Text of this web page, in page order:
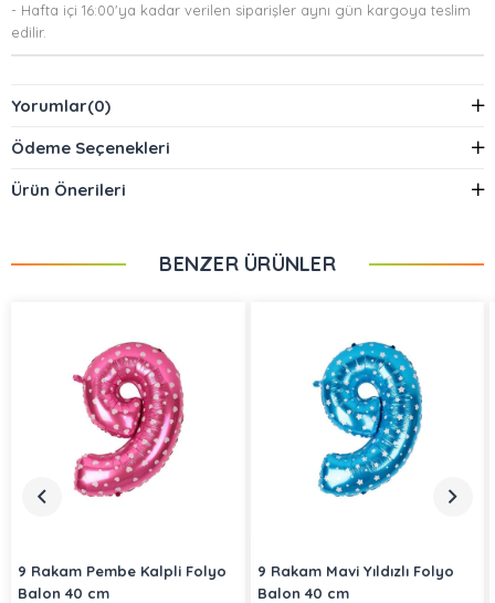
- Hafta içi 16:00'ya kadar verilen siparişler aynı gün kargoya teslim
edilir.
Yorumlar(0)
Ödeme Seçenekleri
Ürün Önerileri
BENZER ÜRÜNLER
9 Rakam Pembe Kalpli Folyo
Balon 40 cm
9 Rakam Mavi Yıldızlı Folyo
Balon 40 cm